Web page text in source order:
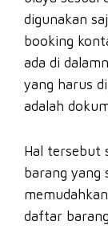
digunakan
booking
ada di
yang harus
adalah
Hal tersebut
barang yang
daftar